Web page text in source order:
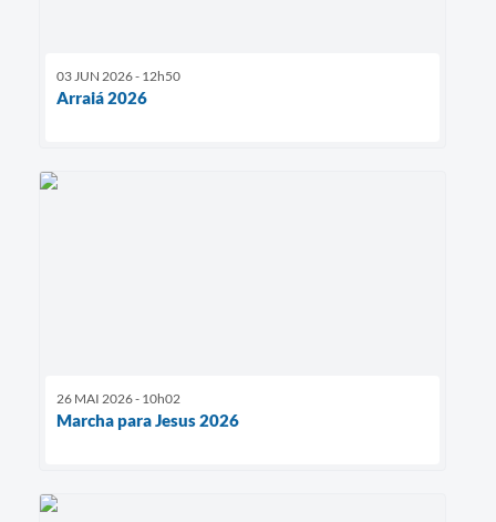
03 JUN 2026 - 12h50
Arraiá 2026
26 MAI 2026 - 10h02
Marcha para Jesus 2026